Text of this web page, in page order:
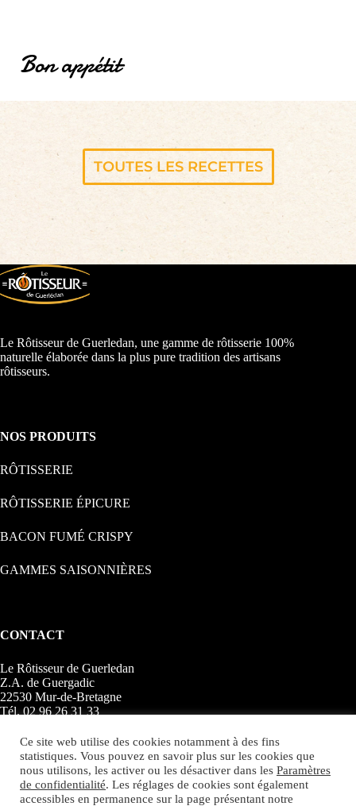
Bon appétit
TOUTES LES RECETTES
Le Rôtisseur de Guerledan, une gamme de rôtisserie 100%
naturelle élaborée dans la plus pure tradition des artisans
rôtisseurs.
NOS PRODUITS
RÔTISSERIE
RÔTISSERIE ÉPICURE
BACON FUMÉ CRISPY
GAMMES SAISONNIÈRES
CONTACT
Le Rôtisseur de Guerledan
Z.A. de Guergadic
22530 Mur-de-Bretagne
Tél. 02 96 26 31 33
Mentions légales
Politique de confidentialité
Ce site web utilise des cookies notamment à des fins
statistiques. Vous pouvez en savoir plus sur les cookies que
nous utilisons, les activer ou les désactiver dans les Paramètres
de confidentialité. Les réglages de cookies sont également
accessibles en permanence sur la page présentant notre